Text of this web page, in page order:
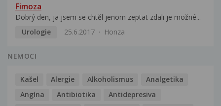
Fimoza
Dobrý den, ja jsem se chtěl jenom zeptat zdali je možné...
Urologie
25.6.2017 Honza
NEMOCI
Kašel Alergie Alkoholismus
Analgetika
Angína
Antibiotika
Antidepresiva